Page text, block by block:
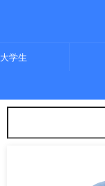
大学生